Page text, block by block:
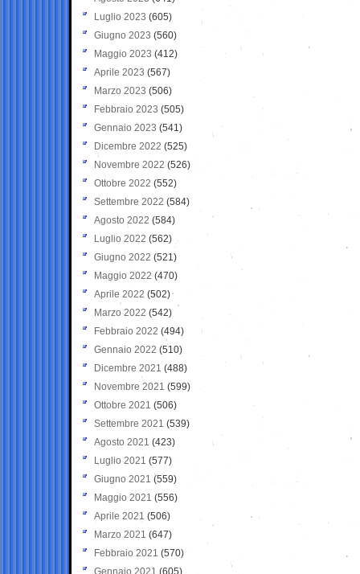
Luglio 2023 (605)
Giugno 2023 (560)
Maggio 2023 (412)
Aprile 2023 (567)
Marzo 2023 (506)
Febbraio 2023 (505)
Gennaio 2023 (541)
Dicembre 2022 (525)
Novembre 2022 (526)
Ottobre 2022 (552)
Settembre 2022 (584)
Agosto 2022 (584)
Luglio 2022 (562)
Giugno 2022 (521)
Maggio 2022 (470)
Aprile 2022 (502)
Marzo 2022 (542)
Febbraio 2022 (494)
Gennaio 2022 (510)
Dicembre 2021 (488)
Novembre 2021 (599)
Ottobre 2021 (506)
Settembre 2021 (539)
Agosto 2021 (423)
Luglio 2021 (577)
Giugno 2021(559)
Maggio 2021 (556)
Aprile 2021 (506)
Marzo 2021 (647)
Febbraio 2021 (570)
Gennaio 2021 (605)